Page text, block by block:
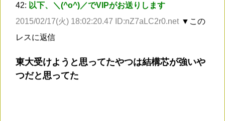
42: 以下、＼(^o^)／でVIPがお送りします
2015/02/17(火) 18:02:20.47 ID:nZ7aLC2r0.net ▼この
レスに返信
東大受けようと思ってたやつは結構芯が強いや
つだと思ってた